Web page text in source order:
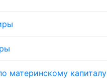
материнскому капиталу